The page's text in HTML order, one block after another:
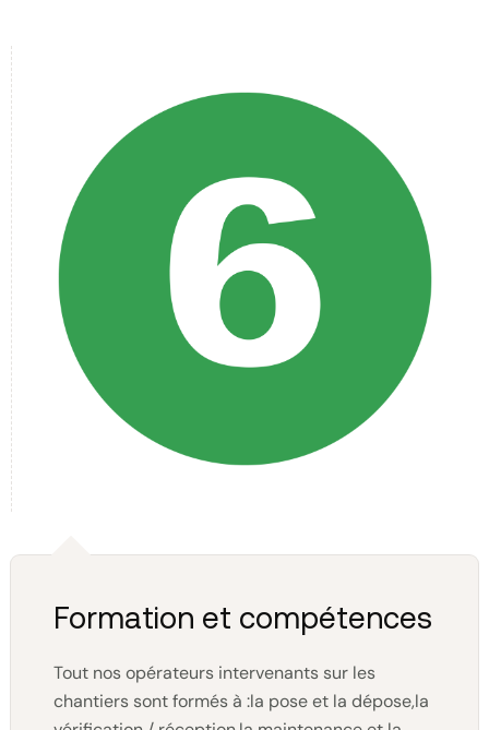
Formation et compétences
Tout nos opérateurs intervenants sur les
chantiers sont formés à :la pose et la dépose,la